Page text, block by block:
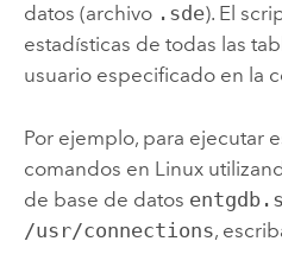
datos (archivo .sde). El
estadísticas de todas las
usuario especificado en la
Por ejemplo, para ejecutar
comandos en Linux
de base de datos
/usr/connections,